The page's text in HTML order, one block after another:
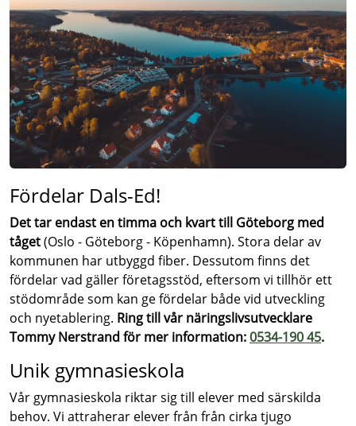
Fördelar Dals-Ed!
Det tar endast en timma och kvart till Göteborg med
tåget(Oslo - Göteborg - Köpenhamn). Stora delar av
kommunen har utbyggd fiber. Dessutom finns det
fördelar vad gäller företagsstöd, eftersom vi tillhör ett
stödområde som kan ge fördelar både vid utveckling
och nyetablering. Ring till vår näringslivsutvecklare
Tommy Nerstrand för mer information:0534-190 45.
Unik gymnasieskola
Vår gymnasieskola riktar sig till elever med särskilda
behov. Vi attraherar elever från från cirka tjugo